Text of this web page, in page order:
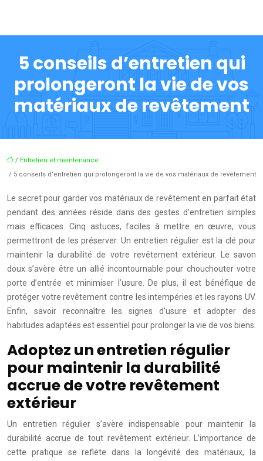
5 conseils d’entretien qui
prolongeront la vie de vos
matériaux de revêtement
/ Entretien et maintenance
/ 5 conseils d’entretien qui prolongeront la vie de vos matériaux de revêtement
Le secret pour garder vos matériaux de revêtement en parfait état
pendant des années réside dans des gestes d’entretien simples
mais efficaces. Cinq astuces, faciles à mettre en œuvre, vous
permettront de les préserver. Un entretien régulier est la clé pour
maintenir la durabilité de votre revêtement extérieur. Le savon
doux s’avère être un allié incontournable pour chouchouter votre
porte d’entrée et minimiser l’usure. De plus, il est bénéfique de
protéger votre revêtement contre les intempéries et les rayons UV.
Enfin, savoir reconnaître les signes d’usure et adopter des
habitudes adaptées est essentiel pour prolonger la vie de vos biens.
Adoptez un entretien régulier
pour maintenir la durabilité
accrue de votre revêtement
extérieur
Un entretien régulier s’avère indispensable pour maintenir la
durabilité accrue de tout revêtement extérieur. L’importance de
cette pratique se reflète dans la longévité des matériaux, la